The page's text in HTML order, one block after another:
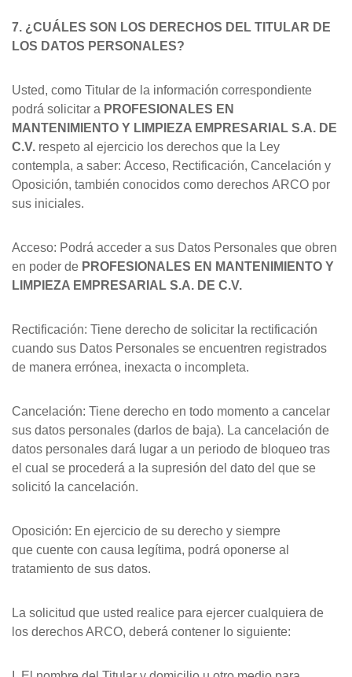
7. ¿CUÁLES SON LOS DERECHOS DEL TITULAR DE
LOS DATOS PERSONALES?
Usted, como Titular de la información correspondiente
podrá solicitar a PROFESIONALES EN
MANTENIMIENTO Y LIMPIEZA EMPRESARIAL S.A. DE
C.V. respeto al ejercicio los derechos que la Ley
contempla, a saber: Acceso, Rectificación, Cancelación y
Oposición, también conocidos como derechos ARCO por
sus iniciales.
Acceso: Podrá acceder a sus Datos Personales que obren
en poder de PROFESIONALES EN MANTENIMIENTO Y
LIMPIEZA EMPRESARIAL S.A. DE C.V.
Rectificación: Tiene derecho de solicitar la rectificación
cuando sus Datos Personales se encuentren registrados
de manera errónea, inexacta o incompleta.
Cancelación: Tiene derecho en todo momento a cancelar
sus datos personales (darlos de baja). La cancelación de
datos personales dará lugar a un periodo de bloqueo tras
el cual se procederá a la supresión del dato del que se
solicitó la cancelación.
Oposición: En ejercicio de su derecho y siempre
que cuente con causa legítima, podrá oponerse al
tratamiento de sus datos.
La solicitud que usted realice para ejercer cualquiera de
los derechos ARCO, deberá contener lo siguiente: